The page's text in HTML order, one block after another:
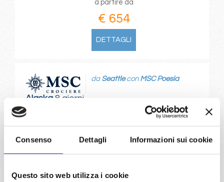
Consenso Dettagli Informazioni sui cookie
Questo sito web utilizza i cookie
a partire da
€ 654
DETTAGLI
Alaska8 giorni
da Seattlecon MSC Poesia
Seattle, Juneau, Icy Strait Hoonah Alaska, Tracy Arm
Alaska, Ketchikan Alaska, Victoria, Seattle
09/08/2027